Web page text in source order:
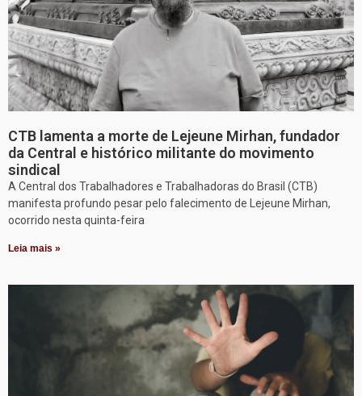
CTB lamenta a morte de Lejeune Mirhan, fundador
da Central e histórico militante do movimento
sindical
A Central dos Trabalhadores e Trabalhadoras do Brasil (CTB)
manifesta profundo pesar pelo falecimento de Lejeune Mirhan,
ocorrido nesta quinta-feira
Leia mais »